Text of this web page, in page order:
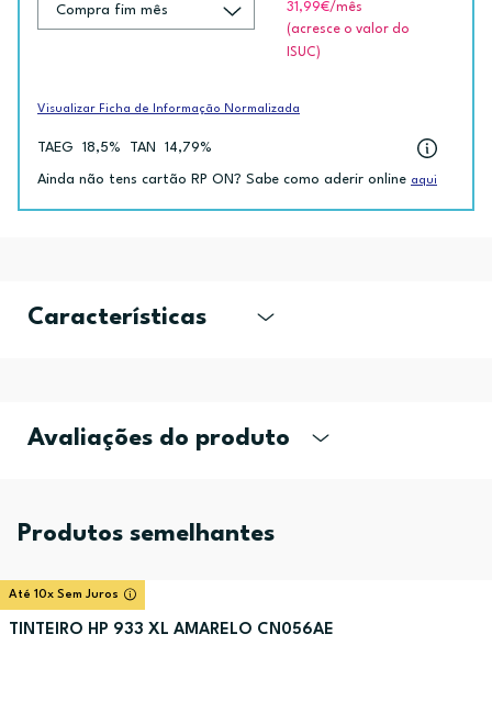
31,99€/mês
(acresce o valor do
ISUC)
Visualizar Ficha de Informação Normalizada
TAEG 18,5% TAN 14,79%
Ainda não tens cartão RP ON? Sabe como aderir online aqui
Características
Avaliações do produto
Produtos semelhantes
Até 10x Sem Juros
TINTEIRO HP 933 XL AMARELO CN056AE